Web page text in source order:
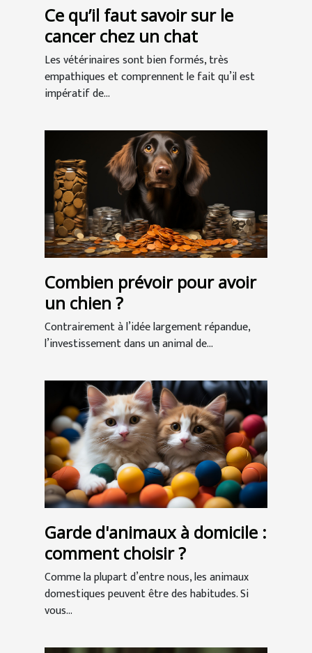
Ce qu’il faut savoir sur le
cancer chez un chat
Les vétérinaires sont bien formés, très
empathiques et comprennent le fait qu’il est
impératif de...
Combien prévoir pour avoir
un chien ?
Contrairement à l’idée largement répandue,
l’investissement dans un animal de...
Garde d'animaux à domicile :
comment choisir ?
Comme la plupart d’entre nous, les animaux
domestiques peuvent être des habitudes. Si
vous...